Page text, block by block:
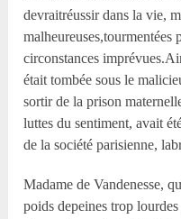
devraitréussir dans la vie,
malheureuses,tourmentées
circonstances
était tombée sous le
sortir de la prison
luttes du sentiment, avait
de la société parisienne,
Madame de Vandenesse,
poids depeines trop